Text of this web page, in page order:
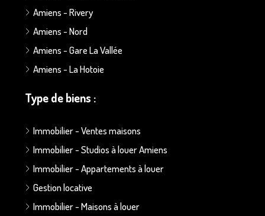
Amiens - Rivery
Amiens - Nord
Amiens - Gare La Vallée
Amiens - La Hotoie
Type de biens :
Immobilier - Ventes maisons
Immobilier - Studios à louer Amiens
Immobilier - Appartements à louer
Gestion locative
Immobilier - Maisons à louer